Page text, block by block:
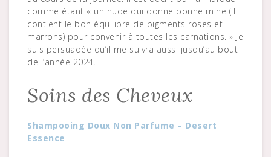
comme étant « un nude qui donne bonne mine (il
contient le bon équilibre de pigments roses et
marrons) pour convenir à toutes les carnations. » Je
suis persuadée qu’il me suivra aussi jusqu’au bout
de l’année 2024.
Soins des Cheveux
Shampooing Doux Non Parfume – Desert
Essence